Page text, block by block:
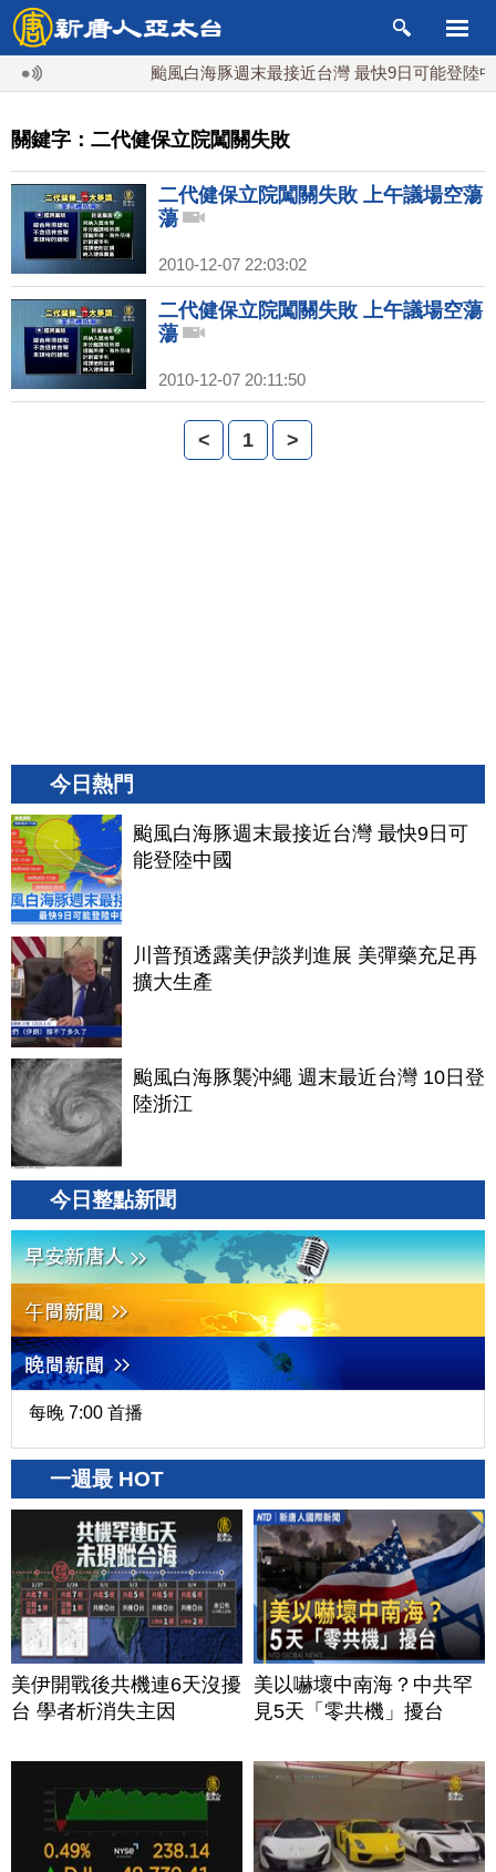
颱風白海豚週末最接近台灣 最快9日可能登陸中
關鍵字：二代健保立院闖關失敗
二代健保立院闖關失敗 上午議場空蕩
蕩
2010-12-07 22:03:02
二代健保立院闖關失敗 上午議場空蕩
蕩
2010-12-07 20:11:50
< 1 >
今日熱門
颱風白海豚週末最接近台灣 最快9日可
能登陸中國
川普預透露美伊談判進展 美彈藥充足再
擴大生產
颱風白海豚襲沖繩 週末最近台灣 10日登
陸浙江
今日整點新聞
每晚 7:00 首播
一週最 HOT
美伊開戰後共機連6天沒擾
台 學者析消失主因
美以嚇壞中南海？中共罕
見5天「零共機」擾台